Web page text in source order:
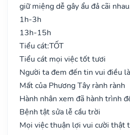
giữ miệng dễ gây ẩu đả cãi
1h-3h
13h-15h
Tiểu cát:TỐT
Tiểu cát mọi việc tốt tươi
Người ta đem đến tin vui điều
Mất của Phương Tây rành rành
Hành nhân xem đã hành trình
Bệnh tật sửa lễ cầu trời
Mọi việc thuận lợi vui cười thật